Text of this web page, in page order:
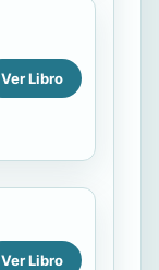
Ver Libro
Ver Libro